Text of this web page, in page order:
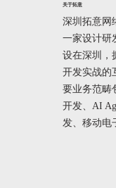
关于拓意
深圳拓意网
一家设计研
设在深圳，
开发实战的
要业务范畴
开发、AI
发、移动电